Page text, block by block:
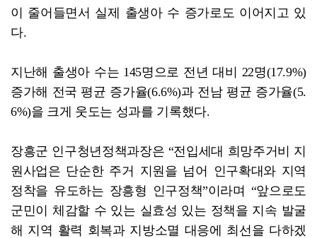
이 줄어들면서 실제 출생아 수 증가로도 이어지고 있
다.
지난해 출생아 수는 145명으로 전년 대비 22명(17.9%)
증가해 전국 평균 증가율(6.6%)과 전남 평균 증가율(5.
6%)을 크게 웃도는 성과를 기록했다.
장흥군 인구청년정책과장은 “전입세대 희망주거비 지
원사업은 단순한 주거 지원을 넘어 인구확대와 지역
정착을 유도하는 장흥형 인구정책”이라며 “앞으로도
군민이 체감할 수 있는 실효성 있는 정책을 지속 발굴
해 지역 활력 회복과 지방소멸 대응에 최선을 다하겠